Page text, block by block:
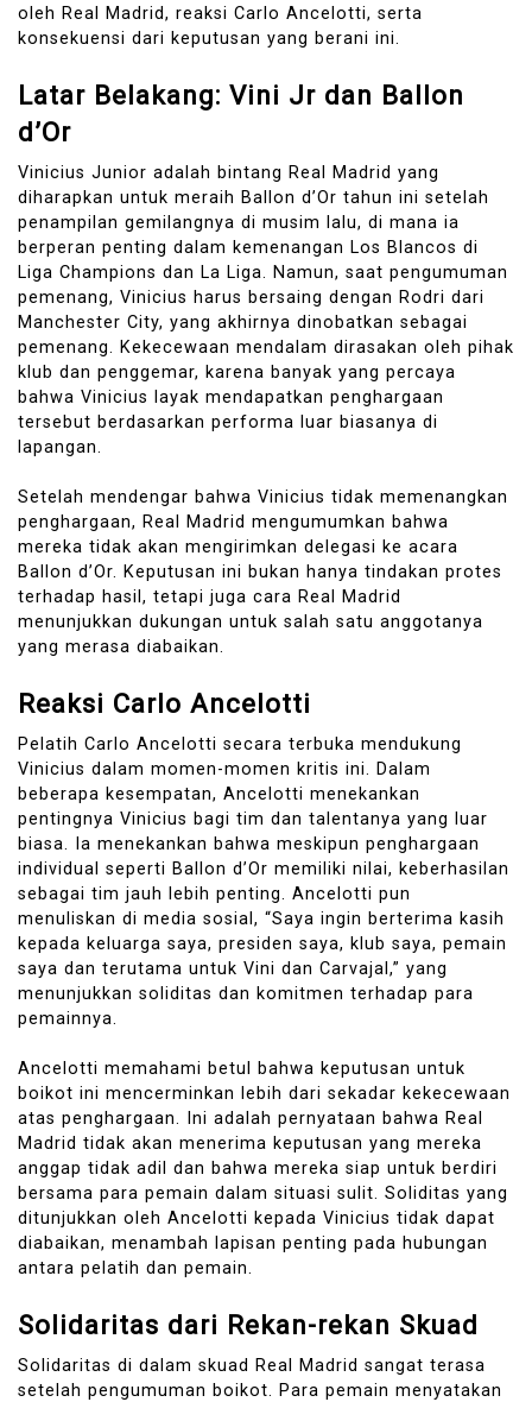
oleh Real Madrid, reaksi Carlo Ancelotti, serta
konsekuensi dari keputusan yang berani ini.
Latar Belakang: Vini Jr dan Ballon
d’Or
Vinicius Junior adalah bintang Real Madrid yang
diharapkan untuk meraih Ballon d’Or tahun ini setelah
penampilan gemilangnya di musim lalu, di mana ia
berperan penting dalam kemenangan Los Blancos di
Liga Champions dan La Liga. Namun, saat pengumuman
pemenang, Vinicius harus bersaing dengan Rodri dari
Manchester City, yang akhirnya dinobatkan sebagai
pemenang. Kekecewaan mendalam dirasakan oleh pihak
klub dan penggemar, karena banyak yang percaya
bahwa Vinicius layak mendapatkan penghargaan
tersebut berdasarkan performa luar biasanya di
lapangan.
Setelah mendengar bahwa Vinicius tidak memenangkan
penghargaan, Real Madrid mengumumkan bahwa
mereka tidak akan mengirimkan delegasi ke acara
Ballon d’Or. Keputusan ini bukan hanya tindakan protes
terhadap hasil, tetapi juga cara Real Madrid
menunjukkan dukungan untuk salah satu anggotanya
yang merasa diabaikan.
Reaksi Carlo Ancelotti
Pelatih Carlo Ancelotti secara terbuka mendukung
Vinicius dalam momen-momen kritis ini. Dalam
beberapa kesempatan, Ancelotti menekankan
pentingnya Vinicius bagi tim dan talentanya yang luar
biasa. Ia menekankan bahwa meskipun penghargaan
individual seperti Ballon d’Or memiliki nilai, keberhasilan
sebagai tim jauh lebih penting. Ancelotti pun
menuliskan di media sosial, “Saya ingin berterima kasih
kepada keluarga saya, presiden saya, klub saya, pemain
saya dan terutama untuk Vini dan Carvajal,” yang
menunjukkan soliditas dan komitmen terhadap para
pemainnya.
Ancelotti memahami betul bahwa keputusan untuk
boikot ini mencerminkan lebih dari sekadar kekecewaan
atas penghargaan. Ini adalah pernyataan bahwa Real
Madrid tidak akan menerima keputusan yang mereka
anggap tidak adil dan bahwa mereka siap untuk berdiri
bersama para pemain dalam situasi sulit. Soliditas yang
ditunjukkan oleh Ancelotti kepada Vinicius tidak dapat
diabaikan, menambah lapisan penting pada hubungan
antara pelatih dan pemain.
Solidaritas dari Rekan-rekan Skuad
Solidaritas di dalam skuad Real Madrid sangat terasa
setelah pengumuman boikot. Para pemain menyatakan